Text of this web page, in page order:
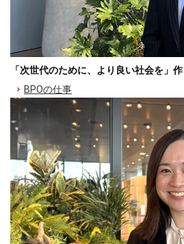
「次世代のために、より良い社会を」
BPOの仕事